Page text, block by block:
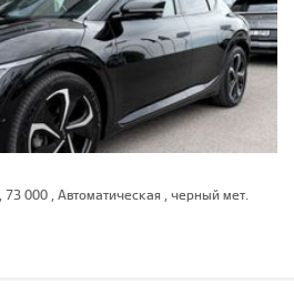
000 , Автоматическая , черный мет.